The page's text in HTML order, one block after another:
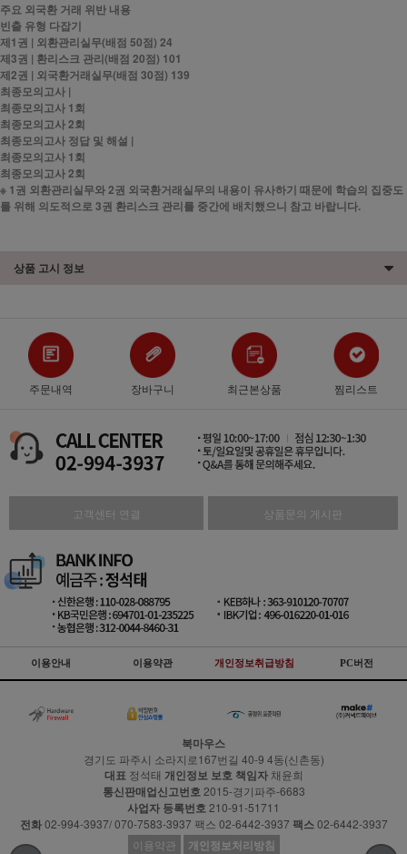
주요 외국환 거래 위반 내용
빈출 유형 다잡기
제1권 | 외환관리실무(배점 50점) 24
제3권 | 환리스크 관리(배점 20점) 101
제2권 | 외국환거래실무(배점 30점) 139
최종모의고사 |
최종모의고사 1회
최종모의고사 2회
최종모의고사 정답 및 해설 |
최종모의고사 1회
최종모의고사 2회
※ 1권 외환관리실무와 2권 외국환거래실무의 내용이 유사하기 때문에 학습의 집중도
를 위해 의도적으로 3권 환리스크 관리를 중간에 배치했으니 참고 바랍니다.
상품 고시 정보
주문내역 장바구니 최근본상품 찜리스트
고객센터 연결 상품문의 게시판
이용안내 이용약관 개인정보취급방침 PC버전
북마우스
경기도 파주시 소라지로167번길 40-9 4동(신촌동)
대표 정석태 개인정보 보호 책임자채윤희
통신판매업신고번호 2015-경기파주-6683
사업자 등록번호 210-91-51711
전화02-994-3937/ 070-7583-3937 팩스 02-6442-3937 팩스02-6442-3937
이용약관
개인정보처리방침